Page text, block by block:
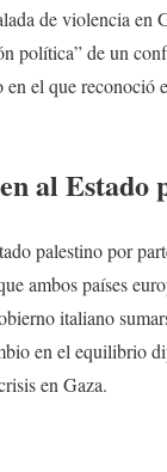
de violencia
política” de un
el que reconoció
al Estado
palestino por
ambos países
italiano
en el equilibrio
en Gaza.